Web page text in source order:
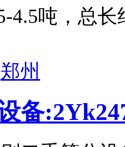
4.5吨，总
郑州
备